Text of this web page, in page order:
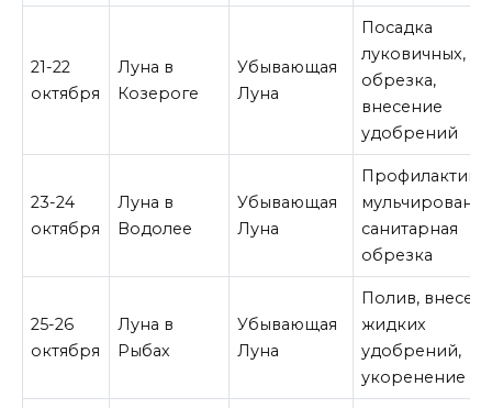
21-22
октября
Луна в
Козероге
Убывающая
Луна
Посадка
луковичных,
обрезка,
внесение
удобрений
23-24
октября
Луна в
Водолее
Убывающая
Луна
Профилактика,
санитарная
обрезка
25-26
октября
Луна в
Рыбах
Убывающая
Луна
Полив,
жидких
удобрений,
укоренение